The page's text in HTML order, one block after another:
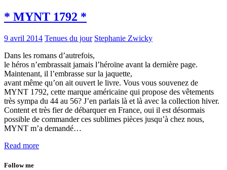
* MYNT 1792 *
9 avril 2014 Tenues du jour Stephanie Zwicky
Dans les romans d’autrefois,
le héros n’embrassait jamais l’héroïne avant la dernière page.
Maintenant, il l’embrasse sur la jaquette,
avant même qu’on ait ouvert le livre. Vous vous souvenez de
MYNT 1792, cette marque américaine qui propose des vêtements
très sympa du 44 au 56? J’en parlais là et là avec la collection hiver.
Content et très fier de débarquer en France, oui il est désormais
possible de commander ces sublimes pièces jusqu’à chez nous,
MYNT m’a demandé…
Read more
Follow me